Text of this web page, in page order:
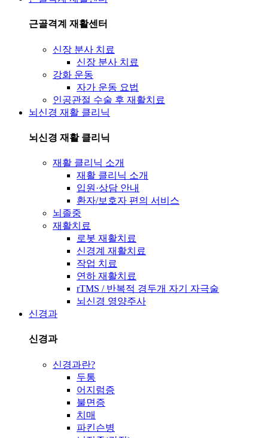
근골격계 재활센터
신장 분사 치료
신장 분사 치료
강화 운동
자가 운동 요법
인공관절 수술 후 재활치료
뇌신경 재활 클리닉
뇌신경 재활 클리닉
재활 클리닉 소개
재활 클리닉 소개
입원·상담 안내
환자/보호자 편의 서비스
뇌졸중
재활치료
로봇 재활치료
신경계 재활치료
작업 치료
연하 재활치료
rTMS / 반복적 경두개 자기 자극술
뇌신경 영양주사
신경과
신경과
신경과란?
두통
어지럼증
불면증
치매
파킨슨병